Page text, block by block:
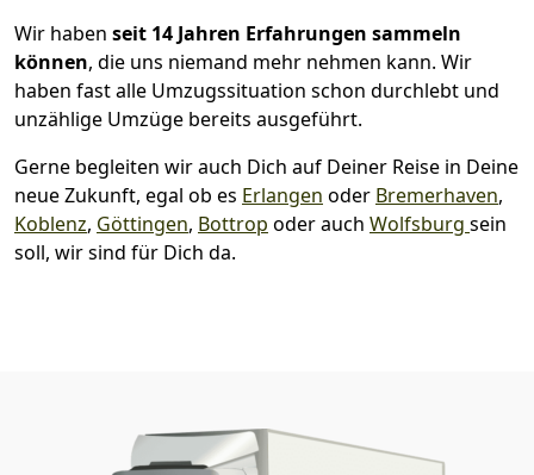
Wir haben seit 14 Jahren Erfahrungen sammeln
können, die uns niemand mehr nehmen kann. Wir
haben fast alle Umzugssituation schon durchlebt und
unzählige Umzüge bereits ausgeführt.
Gerne begleiten wir auch Dich auf Deiner Reise in Deine
neue Zukunft, egal ob es Erlangen oder Bremer­haven,
Koblenz, Göttingen, Bottrop oder auch Wolfsburg sein
soll, wir sind für Dich da.